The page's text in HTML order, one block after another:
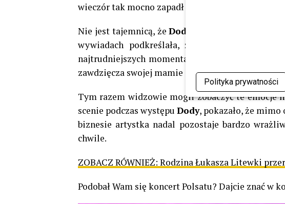
Polityka prywatności
wieczór tak mocno zapadł widzom w pamięć.
Nie jest tajemnicą, żeDoda
wywiadach podkreślała, że rodzina jest dla
najtrudniejszych momentach życia. Wokalistka
zawdzięcza swojej mamie i tacie.
Tym razem widzowie mogli zobaczyć te emocje
scenie podczas występu Dody, pokazało, że
biznesie artystka nadal pozostaje bardzo
chwile.
ZOBACZ RÓWNIEŻ: Rodzina Łukasza Litewki
Podobał Wam się koncert Polsatu? Dajcie znać w